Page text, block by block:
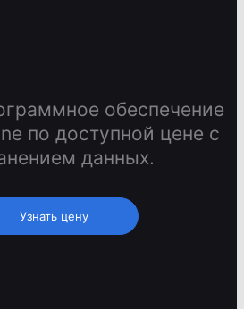
обеспечение
по доступной цене с
данных.
Узнать цену